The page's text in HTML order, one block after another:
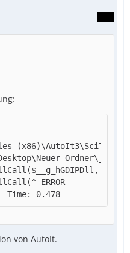
0.478
von AutoIt.